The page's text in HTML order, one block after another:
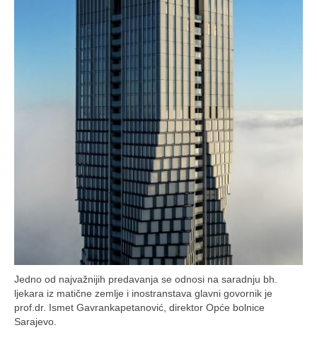
Jedno od najvažnijih predavanja se odnosi na saradnju bh.
ljekara iz matične zemlje i inostranstava glavni govornik je
prof.dr. Ismet Gavrankapetanović, direktor Opće bolnice
Sarajevo.